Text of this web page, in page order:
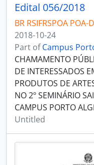
Edital 056/2018
BR RSIFRSPOA
2018-10-24
Part ofCampus
CHAMAMENTO
DE INTERESSADOS
PRODUTOS DE
NO 2º SEMINÁRIO
CAMPUS PORTO
Untitled